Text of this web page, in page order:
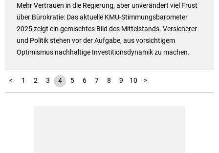
Mehr Vertrauen in die Regierung, aber unverändert viel Frust
über Bürokratie: Das aktuelle KMU-Stimmungsbarometer
2025 zeigt ein gemischtes Bild des Mittelstands. Versicherer
und Politik stehen vor der Aufgabe, aus vorsichtigem
Optimismus nachhaltige Investitionsdynamik zu machen.
< 1 2 3 4 5 6 7 8 9 10
11
12
13
14
15
16
17 >